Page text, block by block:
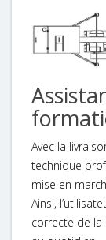
Avec la
technique
mise en
Ainsi,
correcte de la